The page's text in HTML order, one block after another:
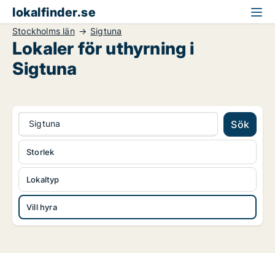
lokalfinder.se
Stockholms län Sigtuna
Lokaler för uthyrning i
Sigtuna
Sigtuna Sök
Lokaltyp
Vill hyra
Storlek